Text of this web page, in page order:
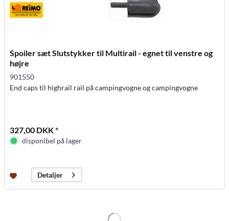
Spoiler sæt Slutstykker til Multirail - egnet til venstre og
højre
901550
End caps til highrail rail på campingvogne og campingvogne
327,00 DKK *
disponibel på lager
Detaljer